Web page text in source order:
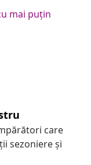
mai puțin
care
sezoniere și